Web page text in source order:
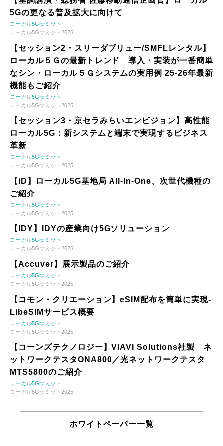
5Gの更なる普及拡大に向けて
ローカル5Gサミット
ローカル5Gサミット2025
【セッション2・スリーダブリュー/SMFLレンタル】
ローカル５Ｇの最新トレンド 導入・実装が一番簡単
なシン・ローカル５Ｇシステムの実用例 25-26年最新
機能もご紹介
ローカル5Gサミット
ローカル5Gサミット2025
【セッション3・京セラみらいエンビジョン】高性能
ローカル5G：新システムと端末で実現するビジネス
革新
ローカル5Gサミット
ローカル5Gサミット2025
【iD】ローカル5G基地局 All-In-One、次世代機種の
ご紹介
ローカル5Gサミット
ローカル5Gサミット2025
【IDY】IDYの産業向け5Gソリューション
ローカル5Gサミット
ローカル5Gサミット2025
【Accuver】展示製品のご紹介
ローカル5Gサミット
ローカル5Gサミット2025
【コモン・クリエーション】eSIM配布を簡単に実現-
LibeSIMサービス概要
ローカル5Gサミット
ローカル5Gサミット2025
【コーンズテクノロジー】VIAVI Solutions社製 ネ
ットワークテスタONA800／光ネットワークテスタ
MTS5800のご紹介
ローカル5Gサミット
ローカル5Gサミット2025
ホワイトペーパー一覧